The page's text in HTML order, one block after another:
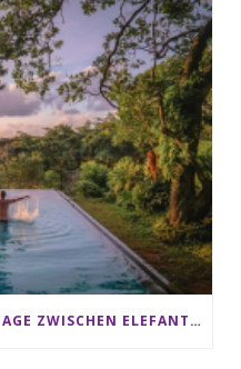
SRI LANKA RUNDREISE: 12 TAGE ZWISCHEN ELEFANTEN, TEEPLANTAGEN & STRAND ALS FAMILIE